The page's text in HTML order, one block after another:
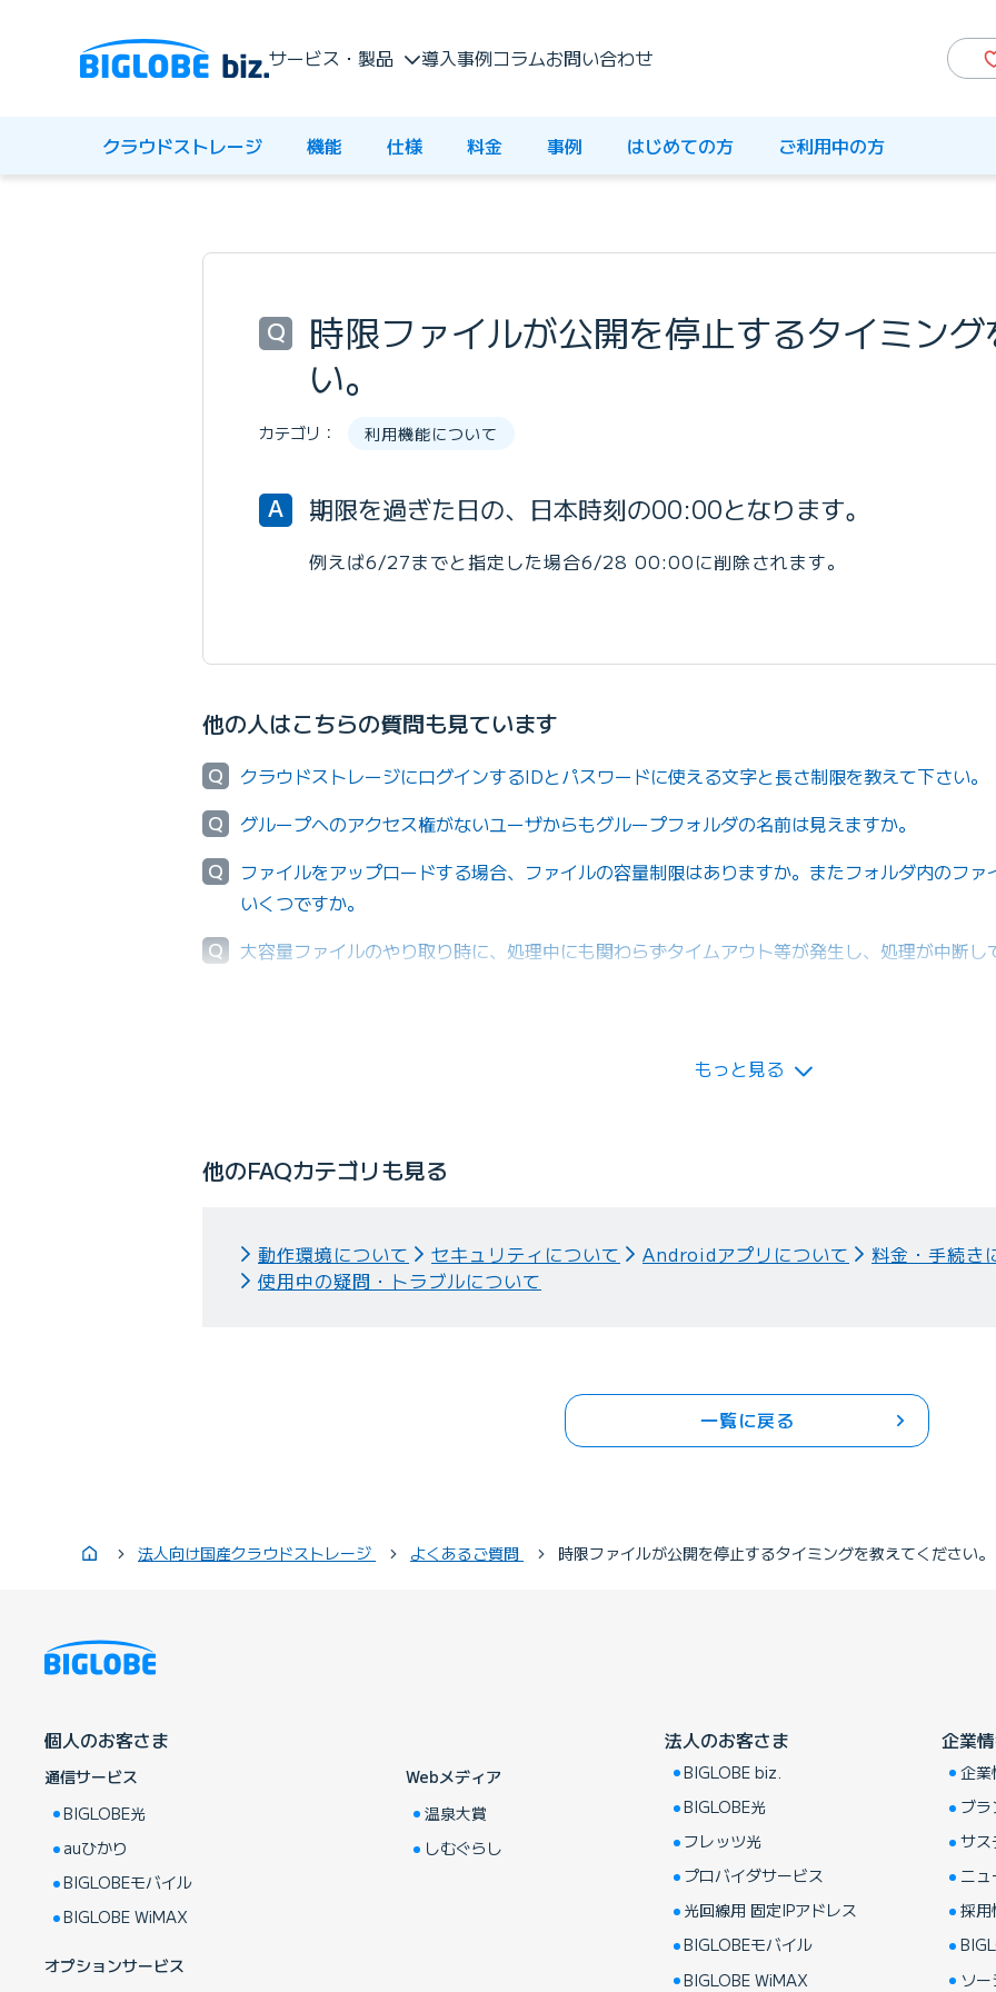
サービス・製品 導入事例コラムお問い合わせ
クラウドストレージ 機能 仕様 料金 事例 はじめての方 ご利用中の方
Q
時限ファイルが公開を停止するタイミン
い。
カテゴリ： 利用機能について
A 期限を過ぎた日の、日本時刻の00:00となります。
例えば6/27までと指定した場合6/28 00:00に削除されます。
他の人はこちらの質問も見ています
Q
クラウドストレージにログインするIDとパスワードに使える文字と長さ制限を教えて下さい。
Q
グループへのアクセス権がないユーザからもグループフォルダの名前は見えますか。
Q
ファイルをアップロードする場合、ファイルの容量制限はありますか。またフォルダ内のフ
いくつですか。
Q
大容量ファイルのやり取り時に、処理中にも関わらずタイムアウト等が発生し、処理が中断し
もっと見る
他のFAQカテゴリも見る
動作環境について セキュリティについて Androidアプリについて 料金・手続き
使用中の疑問・トラブルについて
一覧に戻る
法人向け国産クラウドストレージ よくあるご質問 時限ファイルが公開を停止するタイミングを教えてください。
個人のお客さま
通信サービス
BIGLOBE光
auひかり
BIGLOBEモバイル
BIGLOBE WiMAX
オプションサービス
Webメディア
温泉大賞
しむぐらし
法人のお客さま
BIGLOBE biz.
BIGLOBE光
フレッツ光
プロバイダサービス
光回線用 固定IPアドレス
BIGLOBEモバイル
BIGLOBE WiMAX
企業
企業
ブラ
サス
ニュ
採用
ソ